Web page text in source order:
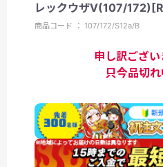
レックウザV(107/
商品コード ： 107/172/S12a/B
申し訳ござい
只今品切れ